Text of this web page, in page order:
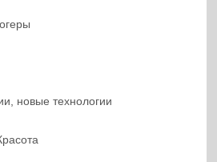
новые технологии